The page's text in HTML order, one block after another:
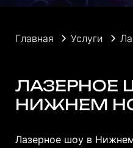
Главная Услуги
ЛАЗЕРНОЕ
НИЖНЕМ
Лазерное шоу в